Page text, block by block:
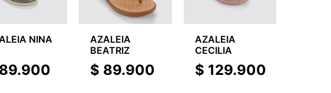
NINA
89.900
AZALEIA
BEATRIZ
$ 89.900
AZALEIA
CECILIA
$ 129.900